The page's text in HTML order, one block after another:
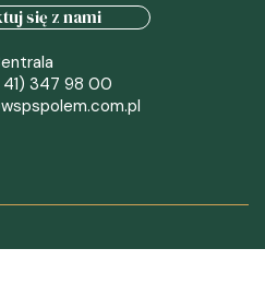
się z nami
347 98 00